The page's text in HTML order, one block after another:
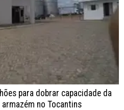
para dobrar capacidade da
no Tocantins